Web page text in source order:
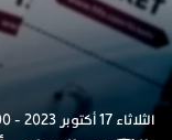
الثلاثاء 17 أكتوبر 2023 - 2:00